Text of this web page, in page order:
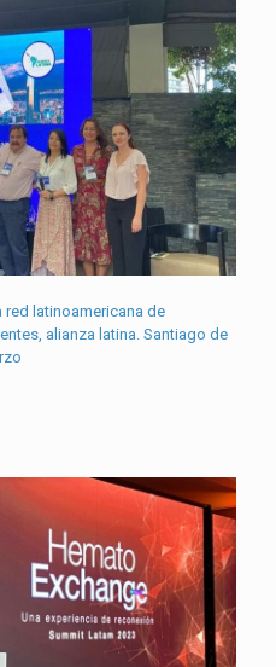
red latinoamericana de
alianza latina. Santiago de